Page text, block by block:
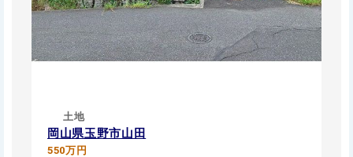
土地
岡山県玉野市山田
550万円